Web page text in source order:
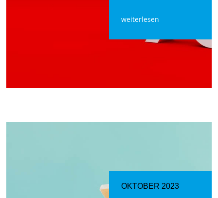
weiterlesen
OKTOBER 2023